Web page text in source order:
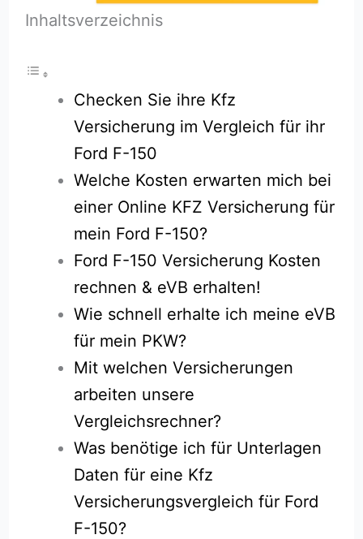
Inhaltsverzeichnis
Checken Sie ihre Kfz
Versicherung im Vergleich für ihr
Ford F-150
Welche Kosten erwarten mich bei
einer Online KFZ Versicherung für
mein Ford F-150?
Ford F-150 Versicherung Kosten
rechnen & eVB erhalten!
Wie schnell erhalte ich meine eVB
für mein PKW?
Mit welchen Versicherungen
arbeiten unsere
Vergleichsrechner?
Was benötige ich für Unterlagen
Daten für eine Kfz
Versicherungsvergleich für Ford
F-150?